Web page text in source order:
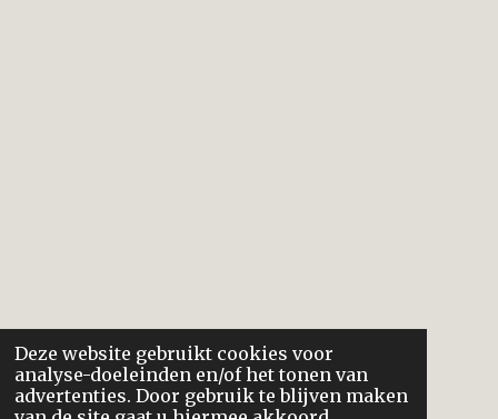
Deze website gebruikt cookies voor
analyse-doeleinden en/of het tonen van
advertenties. Door gebruik te blijven maken